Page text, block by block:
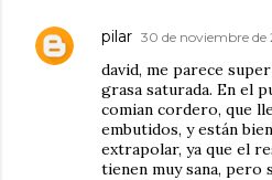
pilar 30 de noviembre de
david, me parece
grasa saturada. En el
comian cordero, que
embutidos, y están
extrapolar, ya que el
tienen muy sana,